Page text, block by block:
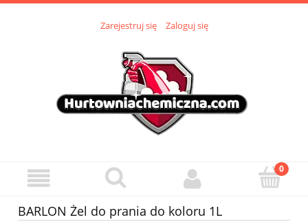
Zarejestruj się Zaloguj się
BARLON Żel do prania do koloru 1L